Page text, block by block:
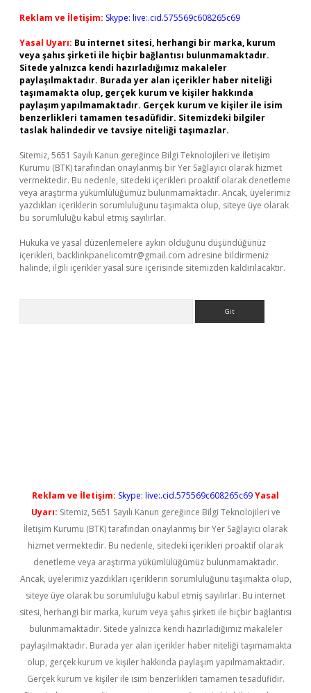
Reklam ve İletişim: Skype: live:.cid.575569c608265c69
Yasal Uyarı: Bu internet sitesi, herhangi bir marka, kurum
veya şahıs şirketi ile hiçbir bağlantısı bulunmamaktadır.
Sitede yalnızca kendi hazırladığımız makaleler
paylaşılmaktadır. Burada yer alan içerikler haber niteliği
taşımamakta olup, gerçek kurum ve kişiler hakkında
paylaşım yapılmamaktadır. Gerçek kurum ve kişiler ile isim
benzerlikleri tamamen tesadüfidir. Sitemizdeki bilgiler
taslak halindedir ve tavsiye niteliği taşımazlar.
Sitemiz, 5651 Sayılı Kanun gereğince Bilgi Teknolojileri ve İletişim
Kurumu (BTK) tarafından onaylanmış bir Yer Sağlayıcı olarak hizmet
vermektedir. Bu nedenle, sitedeki içerikleri proaktif olarak denetleme
veya araştırma yükümlülüğümüz bulunmamaktadır. Ancak, üyelerimiz
yazdıkları içeriklerin sorumluluğunu taşımakta olup, siteye üye olarak
bu sorumluluğu kabul etmiş sayılırlar.
Hukuka ve yasal düzenlemelere aykırı olduğunu düşündüğünüz
içerikleri, backlinkpanelicomtr@gmail.com adresine bildirmeniz
halinde, ilgili içerikler yasal süre içerisinde sitemizden kaldırılacaktır.
Reklam ve İletişim: Skype: live:.cid.575569c608265c69Yasal
Uyarı: Sitemiz, 5651 Sayılı Kanun gereğince Bilgi Teknolojileri ve
İletişim Kurumu (BTK) tarafından onaylanmış bir Yer Sağlayıcı olarak
hizmet vermektedir. Bu nedenle, sitedeki içerikleri proaktif olarak
denetleme veya araştırma yükümlülüğümüz bulunmamaktadır.
Ancak, üyelerimiz yazdıkları içeriklerin sorumluluğunu taşımakta olup,
siteye üye olarak bu sorumluluğu kabul etmiş sayılırlar. Bu internet
sitesi, herhangi bir marka, kurum veya şahıs şirketi ile hiçbir bağlantısı
bulunmamaktadır. Sitede yalnızca kendi hazırladığımız makaleler
paylaşılmaktadır. Burada yer alan içerikler haber niteliği taşımamakta
olup, gerçek kurum ve kişiler hakkında paylaşım yapılmamaktadır.
Gerçek kurum ve kişiler ile isim benzerlikleri tamamen tesadüfidir.